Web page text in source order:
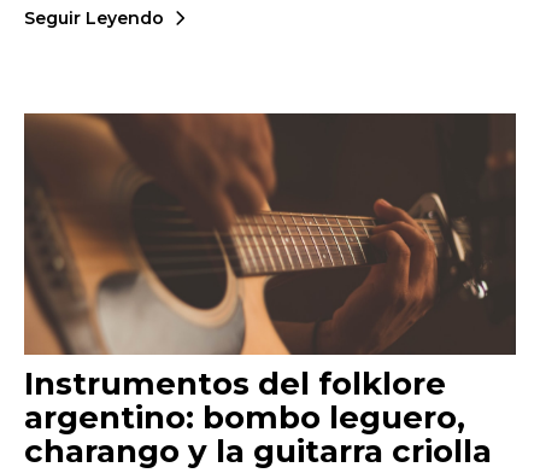
Seguir Leyendo
Instrumentos del folklore
argentino: bombo leguero,
charango y la guitarra criolla